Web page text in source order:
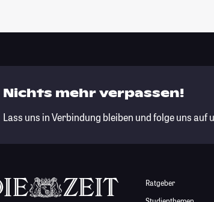
Nichts mehr verpassen!
Lass uns in Verbindung bleiben und folge uns auf
Ratgeber